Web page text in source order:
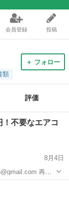
会員登録 投稿
類
＋ フォロー
評価
不要なエアコ
8月4日
再利
の作業員が丁寧に
す！ ...